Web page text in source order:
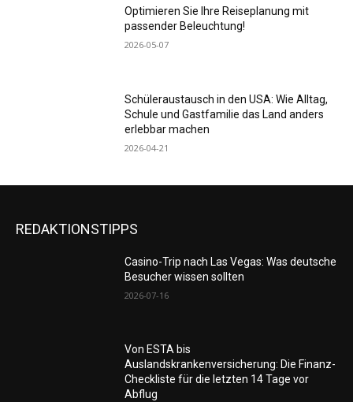
Optimieren Sie Ihre Reiseplanung mit
passender Beleuchtung!
2026-05-07
Schüleraustausch in den USA: Wie Alltag,
Schule und Gastfamilie das Land anders
erlebbar machen
2026-04-21
REDAKTIONSTIPPS
Casino-Trip nach Las Vegas: Was deutsche
Besucher wissen sollten
2026-07-16
Von ESTA bis
Auslandskrankenversicherung: Die Finanz-
Checkliste für die letzten 14 Tage vor
Abflug